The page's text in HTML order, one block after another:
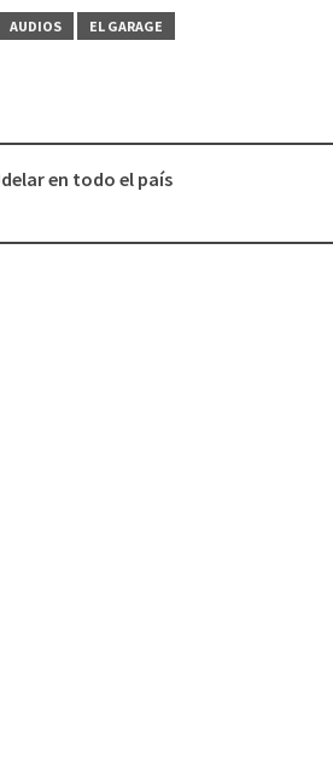
AUDIOS EL GARAGE
en todo el país